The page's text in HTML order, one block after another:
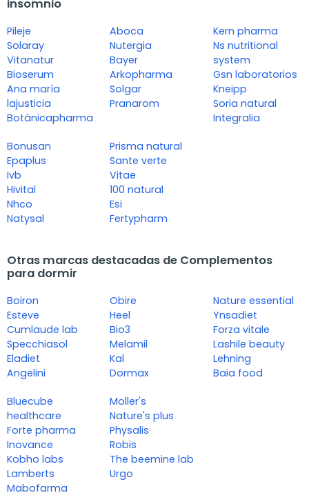
insomnio
Pileje
Solaray
Vitanatur
Bioserum
Ana maría
lajusticia
Botánicapharma
Aboca
Nutergia
Bayer
Arkopharma
Solgar
Pranarom
Kern pharma
Ns nutritional
system
Gsn laboratorios
Kneipp
Soria natural
Integralia
Bonusan
Epaplus
Ivb
Hivital
Nhco
Natysal
Prisma natural
Sante verte
Vitae
100 natural
Esi
Fertypharm
Otras marcas destacadas de Complementos
para dormir
Boiron
Esteve
Cumlaude lab
Specchiasol
Eladiet
Angelini
Obire
Heel
Bio3
Melamil
Kal
Dormax
Nature essential
Ynsadiet
Forza vitale
Lashile beauty
Lehning
Baia food
Bluecube
healthcare
Forte pharma
Inovance
Kobho labs
Lamberts
Mabofarma
Moller's
Nature's plus
Physalis
Robis
The beemine lab
Urgo